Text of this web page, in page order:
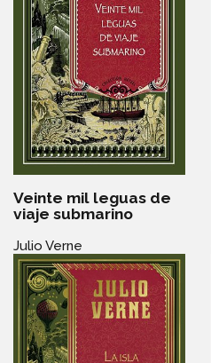
Veinte mil leguas de
viaje submarino
Julio Verne